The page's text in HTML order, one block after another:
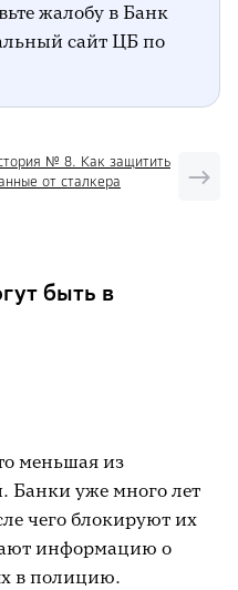
жалобу в Банк
сайт ЦБ по
№ 8. Как защитить
от сталкера
быть в
меньшая из
Банки уже много лет
чего блокируют их
информацию о
в полицию.